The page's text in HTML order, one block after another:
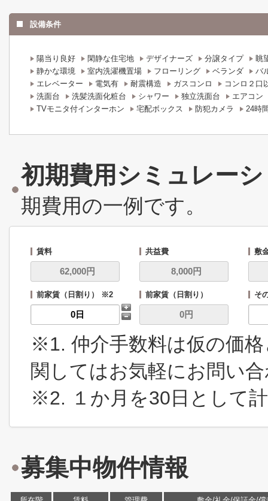
設備条件
陽当り良好 閑静な住宅地 デザイナーズ 分譲タイプ
眺
静かな環境
室内洗濯機置場 フローリング ベランダ
バ
エレベーター
電気有 耐震構造 ガスコンロ
コンロ２口
洗面台
洗髪洗面化粧台 シャワー 独立洗面台
エアコン
TVモニタ付インターホン
宅配ボックス 防犯カメラ 24時
初期費用シミュレー
期費用の一例です。
賃料 共益費 敷
前家賃（日割り） ※2 前家賃（日割り） そ
※1. 仲介手数料は仮の価
関してはお気軽にお問い
※2. １か月を30日として
募集中物件情報